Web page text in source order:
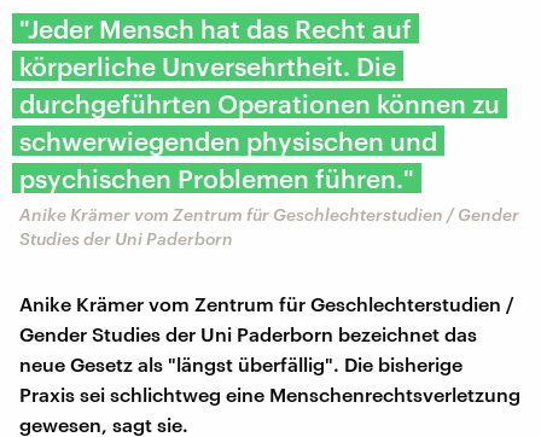
"Jeder Mensch hat das Recht auf
körperliche Unversehrtheit. Die
durchgeführten Operationen können zu
schwerwiegenden physischen und
psychischen Problemen führen."
Anike Krämer vom Zentrum für Geschlechterstudien / Gender
Studies der Uni Paderborn
Anike Krämer vom Zentrum für Geschlechterstudien /
Gender Studies der Uni Paderborn bezeichnet das
neue Gesetz als "längst überfällig". Die bisherige
Praxis sei schlichtweg eine Menschenrechtsverletzung
gewesen, sagt sie.